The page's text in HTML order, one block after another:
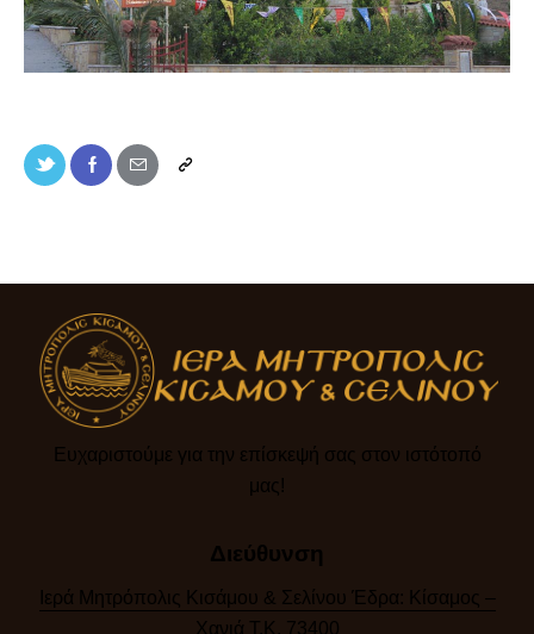
Ευχαριστούμε για την επίσκεψή σας στον ιστότοπό
μας!​
Διεύθυνση
Ιερά Μητρόπολις Κισάμου & Σελίνου Έδρα: Κίσαμος –
Χανιά Τ.Κ. 73400